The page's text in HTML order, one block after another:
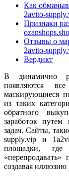
Как
2avito-
Признаки
Отзывы о
2avito-
Вердикт
В динамично
появляются
маскирующиеся
из таких
обратного
заработок
задач. Сайты,
supply.vip и
площадки, где
создавая иллюзию